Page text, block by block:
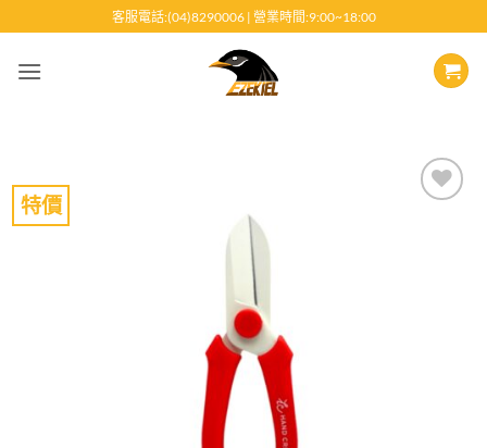
至
客服電話:(04)8290006 | 營業時間:9:00~18:00
特價